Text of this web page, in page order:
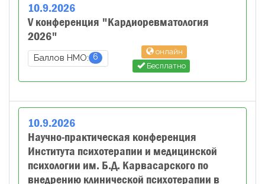
10.9.2026
V конференция "Кардиоревматология
2026"
Баллов НМО: 6
онлайн
Бесплатно
10.9.2026
Научно-практическая конференция
Института психотерапии и медицинской
психологии им. Б.Д. Карвасарского по
внедрению клинической психотерапии в